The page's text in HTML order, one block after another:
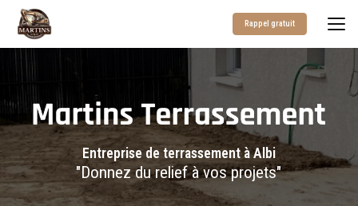
contenu
Rappel gratuit
Entreprise de terrassement à Albi
"Donnez du relief à vos projets"